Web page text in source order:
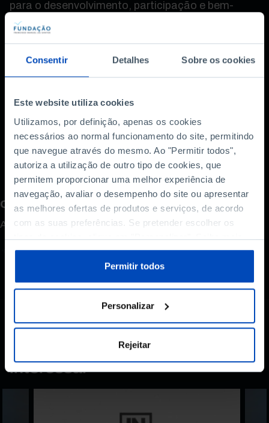
Consentir Detalhes Sobre os cookies
Este website utiliza cookies
Utilizamos, por definição, apenas os cookies
necessários ao normal funcionamento do site, permitindo
que navegue através do mesmo. Ao "Permitir todos",
autoriza a utilização de outro tipo de cookies, que
permitem proporcionar uma melhor experiência de
navegação, avaliar o desempenho do site ou apresentar
as melhores ofertas de produtos e serviços, de acordo
com as suas preferências. Se pretender escolher os
tipos de cookies, clique em "Personalizar". Saiba mais
sobre cookies através da gestão de preferências ou da
Política de Cookies.
Permitir todos
Personalizar
Rejeitar
para o desenvolvimento, participação e bem-
estar dos cidadãos.
Por fim, a dupla reflete sobre a questão que se
impõe: como podemos utilizar a inteligência
artificial para construir uma sociedade mais livre,
certeza: este é um episódio [IN]Pertinente a não
Como avalia este conteúdo?
A sua opinião é importante.
Também lhe pode
interessar